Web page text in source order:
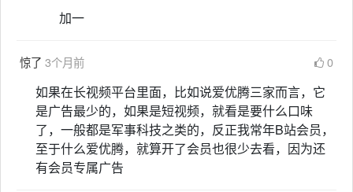
加一
惊了 3个月前 0
如果在长视频平台里面，比如说爱优腾三家而言，它
是广告最少的，如果是短视频，就看是要什么口味
了，一般都是军事科技之类的，反正我常年B站会员，
至于什么爱优腾，就算开了会员也很少去看，因为还
有会员专属广告